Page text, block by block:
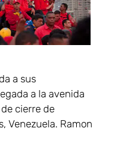
a sus
a la avenida
cierre de
Venezuela. Ramon